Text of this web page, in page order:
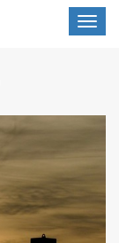
Toggle